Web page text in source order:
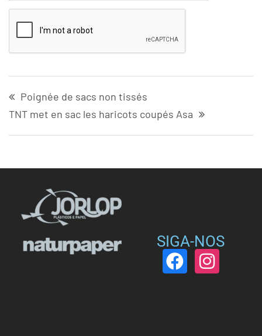
Poignée de sacs non tissés
TNT met en sac les haricots coupés Asa
SIGA-NOS